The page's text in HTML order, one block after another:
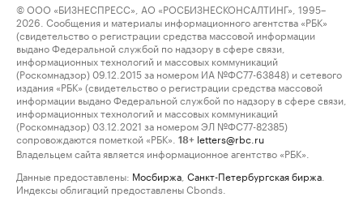
© ООО «БИЗНЕСПРЕСС», АО «РОСБИЗНЕСКОНСАЛТИНГ», 1995–
2026. Сообщения и материалы информационного агентства «РБК»
(свидетельство о регистрации средства массовой информации
выдано Федеральной службой по надзору в сфере связи,
информационных технологий и массовых коммуникаций
(Роскомнадзор) 09.12.2015 за номером ИА №ФС77-63848) и сетевого
издания «РБК» (свидетельство о регистрации средства массовой
информации выдано Федеральной службой по надзору в сфере связи,
информационных технологий и массовых коммуникаций
(Роскомнадзор) 03.12.2021 за номером ЭЛ №ФС77-82385)
сопровождаются пометкой «РБК».
18+ letters@rbc.ru
Владельцем сайта является информационное агентство «РБК».
Данные предоставлены: Мосбиржа Санкт-Петербургская биржа
Индексы облигаций предоставлены Cbonds.